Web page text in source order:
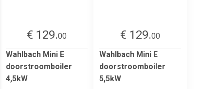
€ 129.00
Wahlbach Mini E
doorstroomboiler
4,5kW
€ 129.00
Wahlbach Mini E
doorstroomboiler
5,5kW